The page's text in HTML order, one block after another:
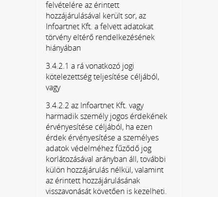
felvételére az érintett
hozzájárulásával került sor, az
Infoartnet Kft. a felvett adatokat
törvény eltérő rendelkezésének
hiányában
3.4.2.1 a rá vonatkozó jogi
kötelezettség teljesítése céljából,
vagy
3.4.2.2 az Infoartnet Kft. vagy
harmadik személy jogos érdekének
érvényesítése céljából, ha ezen
érdek érvényesítése a személyes
adatok védelméhez fűződő jog
korlátozásával arányban áll, további
külön hozzájárulás nélkül, valamint
az érintett hozzájárulásának
visszavonását követően is kezelheti.